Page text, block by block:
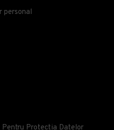
personal
Pentru Protectia Datelor